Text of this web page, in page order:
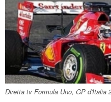
Diretta tv Formula Uno, GP d'Italia